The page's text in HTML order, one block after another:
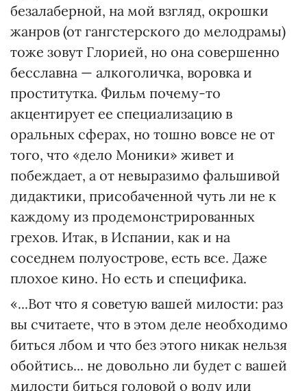
безалаберной, на мой взгляд, окрошки
жанров (от гангстерского до мелодрамы)
тоже зовут Глорией, но она совершенно
бесславна — алкоголичка, воровка и
проститутка. Фильм почему-то
акцентирует ее специализацию в
оральных сферах, но тошно вовсе не от
того, что «дело Моники» живет и
побеждает, а от невыразимо фальшивой
дидактики, присобаченной чуть ли не к
каждому из продемонстрированных
грехов. Итак, в Испании, как и на
соседнем полуострове, есть все. Даже
плохое кино. Но есть и специфика.
«...Вот что я советую вашей милости: раз
вы считаете, что в этом деле необходимо
биться лбом и что без этого никак нельзя
обойтись... не довольно ли будет с вашей
милости биться головой о воду или